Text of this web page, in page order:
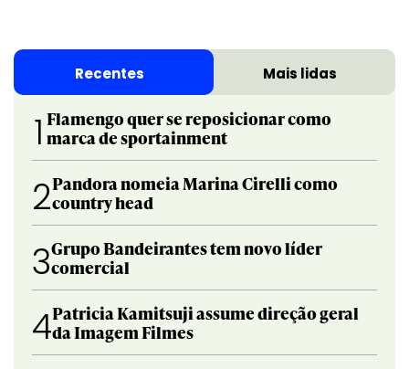
Recentes Mais lidas
1 Flamengo quer se reposicionar como
marca de sportainment
2Pandora nomeia Marina Cirelli como
country head
3Grupo Bandeirantes tem novo líder
comercial
4Patricia Kamitsuji assume direção geral
da Imagem Filmes